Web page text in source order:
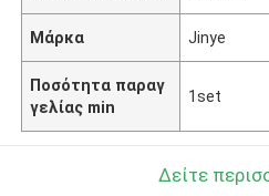
Μάρκα Jinye
Ποσότητα παραγ
γελίας min
1set
Δείτε